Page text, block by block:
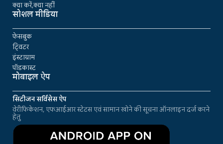
क्या करें,क्या नहीं
सोशल मीडिया
फेसबुक
ट्विटर
इंस्टाग्राम
पॉडकास्ट
मोबाइल ऐप
सिटीजन सर्विसेस ऐप
वेरीफिकेशन, एफआईआर स्टेटस एवं सामान खोने की सूचना ऑनलाइन दर्ज करने
हेतु